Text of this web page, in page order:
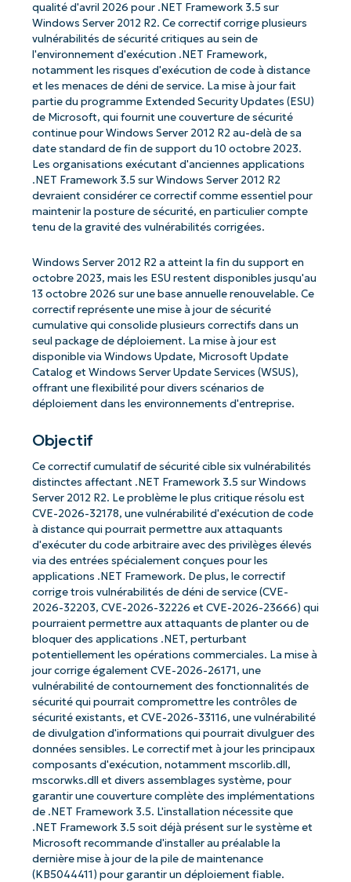
qualité d'avril 2026 pour .NET Framework 3.5 sur
Windows Server 2012 R2. Ce correctif corrige plusieurs
vulnérabilités de sécurité critiques au sein de
l'environnement d'exécution .NET Framework,
notamment les risques d'exécution de code à distance
et les menaces de déni de service. La mise à jour fait
partie du programme Extended Security Updates (ESU)
de Microsoft, qui fournit une couverture de sécurité
continue pour Windows Server 2012 R2 au-delà de sa
date standard de fin de support du 10 octobre 2023.
Les organisations exécutant d'anciennes applications
.NET Framework 3.5 sur Windows Server 2012 R2
devraient considérer ce correctif comme essentiel pour
maintenir la posture de sécurité, en particulier compte
tenu de la gravité des vulnérabilités corrigées.
Windows Server 2012 R2 a atteint la fin du support en
octobre 2023, mais les ESU restent disponibles jusqu'au
13 octobre 2026 sur une base annuelle renouvelable. Ce
correctif représente une mise à jour de sécurité
cumulative qui consolide plusieurs correctifs dans un
seul package de déploiement. La mise à jour est
disponible via Windows Update, Microsoft Update
Catalog et Windows Server Update Services (WSUS),
offrant une flexibilité pour divers scénarios de
déploiement dans les environnements d'entreprise.
Objectif
Ce correctif cumulatif de sécurité cible six vulnérabilités
distinctes affectant .NET Framework 3.5 sur Windows
Server 2012 R2. Le problème le plus critique résolu est
CVE-2026-32178, une vulnérabilité d'exécution de code
à distance qui pourrait permettre aux attaquants
d'exécuter du code arbitraire avec des privilèges élevés
via des entrées spécialement conçues pour les
applications .NET Framework. De plus, le correctif
corrige trois vulnérabilités de déni de service (CVE-
2026-32203, CVE-2026-32226 et CVE-2026-23666) qui
pourraient permettre aux attaquants de planter ou de
bloquer des applications .NET, perturbant
potentiellement les opérations commerciales. La mise à
jour corrige également CVE-2026-26171, une
vulnérabilité de contournement des fonctionnalités de
sécurité qui pourrait compromettre les contrôles de
sécurité existants, et CVE-2026-33116, une vulnérabilité
de divulgation d'informations qui pourrait divulguer des
données sensibles. Le correctif met à jour les principaux
composants d'exécution, notamment mscorlib.dll,
mscorwks.dll et divers assemblages système, pour
garantir une couverture complète des implémentations
de .NET Framework 3.5. L'installation nécessite que
.NET Framework 3.5 soit déjà présent sur le système et
Microsoft recommande d'installer au préalable la
dernière mise à jour de la pile de maintenance
(KB5044411) pour garantir un déploiement fiable.